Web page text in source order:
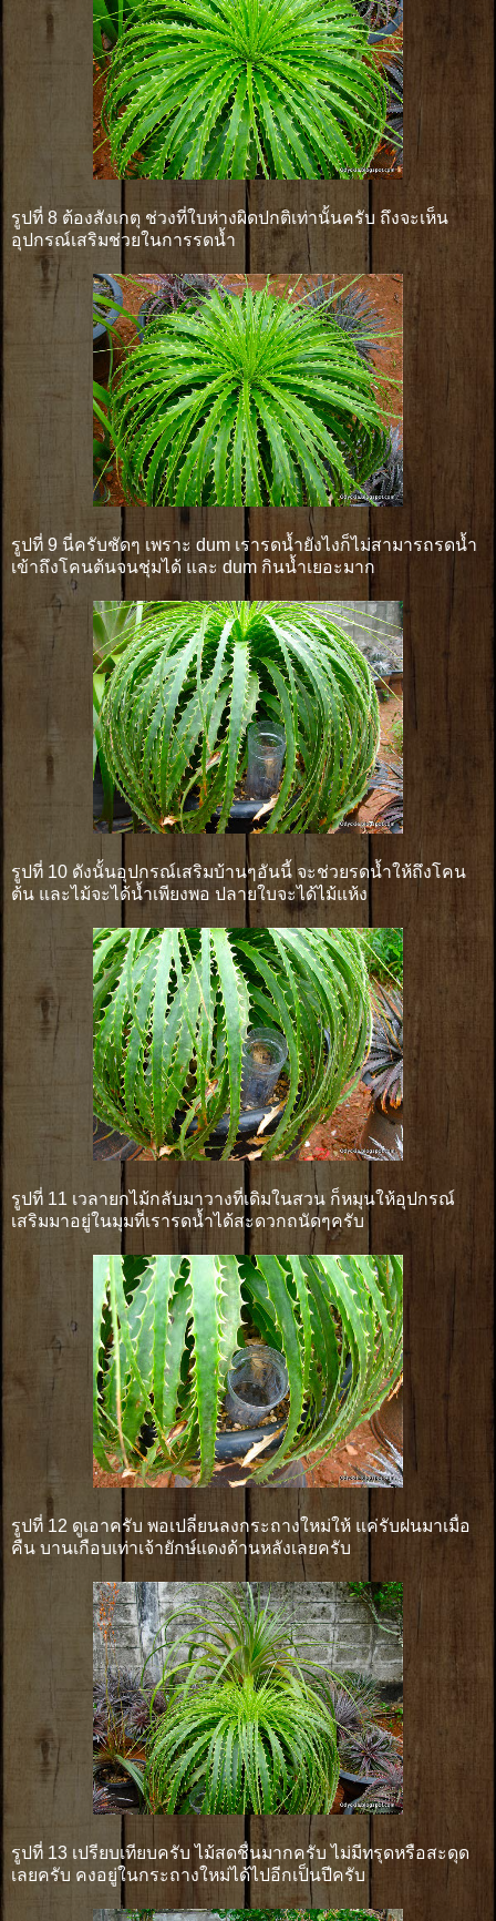
รูปที่ 8 ต้องสังเกตุ ช่วงที่ใบห่างผิดปกติเท่านั้นครับ ถึงจะเห็น
อุปกรณ์เสริมช่วยในการรดน้ำ
รูปที่ 9 นี่ครับชัดๆ เพราะ dum เรารดน้ำยังไงก็ไม่สามารถรดน้ำ
เข้าถึงโคนต้นจนชุ่มได้ และ dum กินน้ำเยอะมาก
รูปที่ 10 ดังนั้นอุปกรณ์เสริมบ้านๆอันนี้ จะช่วยรดน้ำให้ถึงโคน
ต้น และไม้จะได้น้ำเพียงพอ ปลายใบจะได้ไม้แห้ง
รูปที่ 11 เวลายกไม้กลับมาวางที่เดิมในสวน ก็หมุนให้อุปกรณ์
เสริมมาอยู่ในมุมที่เรารดน้ำได้สะดวกถนัดๆครับ
รูปที่ 12 ดูเอาครับ พอเปลี่ยนลงกระถางใหม่ให้ แค่รับฝนมาเมื่อ
คืน บานเกือบเท่าเจ้ายักษ์แดงด้านหลังเลยครับ
รูปที่ 13 เปรียบเทียบครับ ไม้สดชื่นมากครับ ไม่มีทรุดหรือสะดุด
เลยครับ คงอยู่ในกระถางใหม่ได้ไปอีกเป็นปีครับ